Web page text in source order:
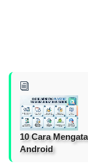
10 Cara
Android